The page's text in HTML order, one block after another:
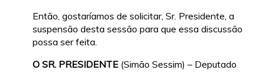
Então, gostaríamos de solicitar, Sr. Presidente, a
suspensão desta sessão para que essa discussão
possa ser feita.
O SR. PRESIDENTE (Simão Sessim) – Deputado